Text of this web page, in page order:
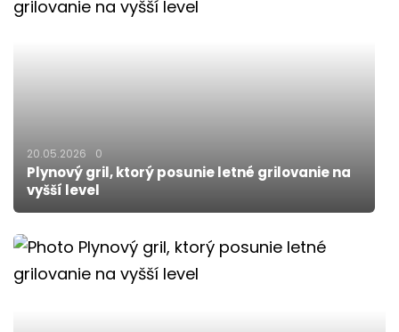
20.05.2026 0
Plynový gril, ktorý posunie letné grilovanie na
vyšší level